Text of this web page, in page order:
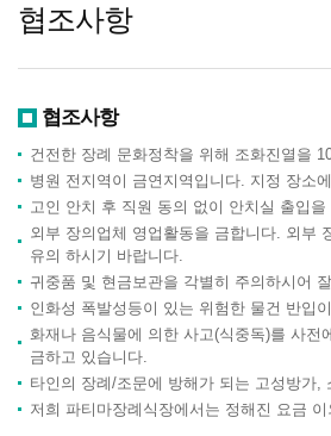
협조사항
협조사항
건전한 장례 문화정착을 위해 조화진열을
병원 전지역이 금연지역입니다. 지정 장소
고인 안치 후 직원 동의 없이 안치실 출입
외부 장의업체 영업활동을 금합니다. 외부
유의 하시기 바랍니다.
귀중품 및 현금보관을 각별히 주의하시어
인화성 폭발성등이 있는 위험한 물건 반입
화재나 음식물에 의한 사고(식중독)를 사
금하고 있습니다.
타인의 장례/조문에 방해가 되는 고성방가
저희 파티마장례식장에서는 정해진 요금